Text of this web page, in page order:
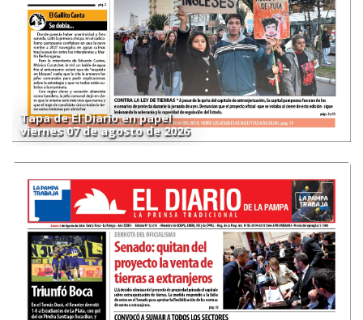
Tapa de El Diario en papel
viernes 07 de agosto de 2026